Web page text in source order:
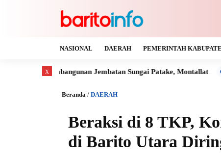
NASIONAL DAERAH PEMERINTAH
Jembatan Sungai Patake, Montallat Kaya Gas dan
Beranda / DAERAH
Beraksi di 8 TKP,
di Barito Utara
x